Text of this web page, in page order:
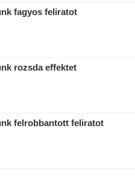
fagyos feliratot
rozsda effektet
felrobbantott feliratot